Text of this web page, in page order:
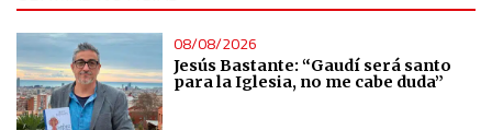
08/08/2026
Jesús Bastante: “Gaudí será santo
para la Iglesia, no me cabe duda”